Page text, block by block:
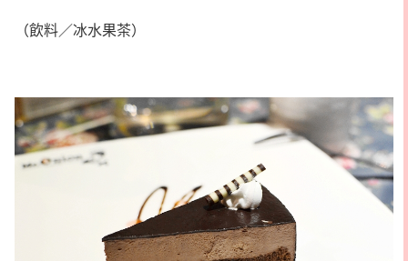
（飲料／冰水果茶）